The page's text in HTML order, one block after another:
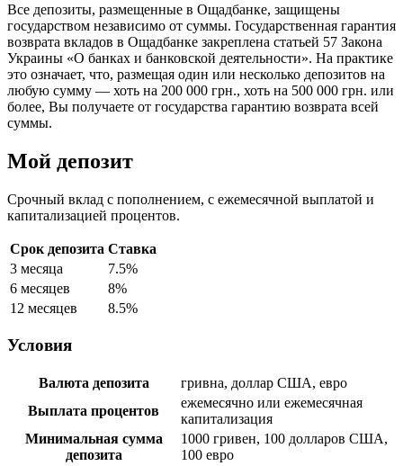
Все депозиты, размещенные в Ощадбанке, защищены
государством независимо от суммы. Государственная гарантия
возврата вкладов в Ощадбанке закреплена статьей 57 Закона
Украины «О банках и банковской деятельности». На практике
это означает, что, размещая один или несколько депозитов на
любую сумму — хоть на 200 000 грн., хоть на 500 000 грн. или
более, Вы получаете от государства гарантию возврата всей
суммы.
Мой депозит
Срочный вклад с пополнением, с ежемесячной выплатой и
капитализацией процентов.
Срок депозита Ставка
3 месяца
7.5%
6 месяцев
8%
12 месяцев
8.5%
Условия
Валюта депозита
гривна, доллар США, евро
Выплата процентов
ежемесячно или ежемесячная
капитализация
Минимальная сумма
депозита
1000 гривен, 100 долларов США,
100 евро